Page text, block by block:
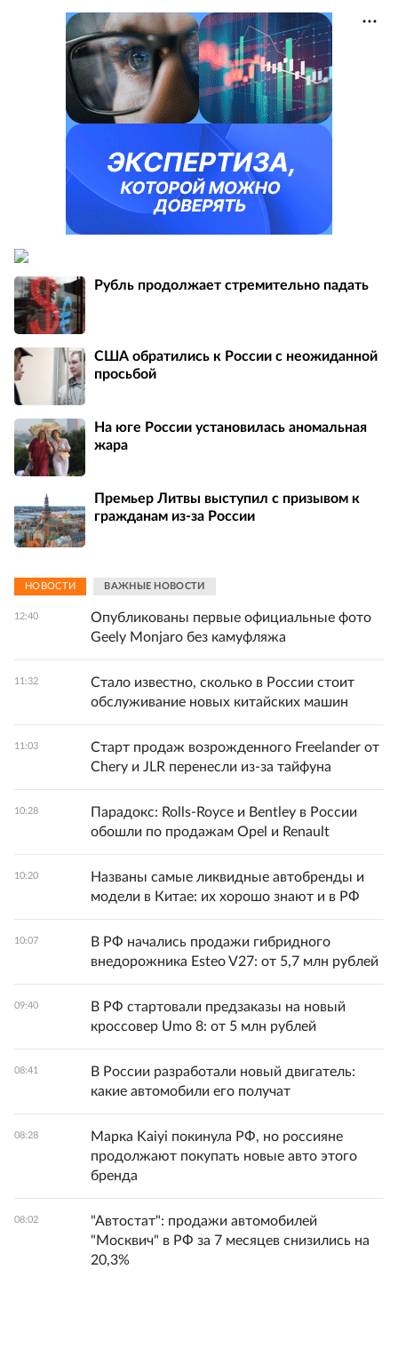
Рубль продолжает стремительно падать
США обратились к России с неожиданной
просьбой
На юге России установилась аномальная
жара
Премьер Литвы выступил с призывом к
гражданам из-за России
НОВОСТИ ВАЖНЫЕ НОВОСТИ
12:40
Опубликованы первые официальные фото
Geely Monjaro без камуфляжа
11:32
Стало известно, сколько в России стоит
обслуживание новых китайских машин
11:03
Старт продаж возрожденного Freelander от
Chery и JLR перенесли из-за тайфуна
10:28
Парадокс: Rolls-Royce и Bentley в России
обошли по продажам Opel и Renault
10:20
Названы самые ликвидные автобренды и
модели в Китае: их хорошо знают и в РФ
10:07
В РФ начались продажи гибридного
внедорожника Esteo V27: от 5,7 млн рублей
09:40
В РФ стартовали предзаказы на новый
кроссовер Umo 8: от 5 млн рублей
08:41
В России разработали новый двигатель:
какие автомобили его получат
08:28
Марка Kaiyi покинула РФ, но россияне
продолжают покупать новые авто этого
бренда
08:02
"Автостат": продажи автомобилей
"Москвич" в РФ за 7 месяцев снизились на
20,3%